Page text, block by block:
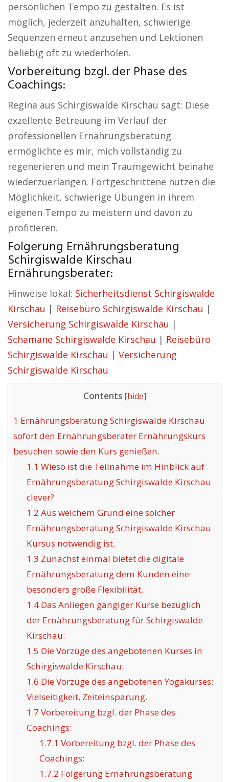
persönlichen Tempo zu gestalten. Es ist
möglich, jederzeit anzuhalten, schwierige
Sequenzen erneut anzusehen und Lektionen
beliebig oft zu wiederholen.
Vorbereitung bzgl. der Phase des
Coachings:
Regina aus Schirgiswalde Kirschau sagt: Diese
exzellente Betreuung im Verlauf der
professionellen Ernährungsberatung
ermöglichte es mir, mich vollständig zu
regenerieren und mein Traumgewicht beinahe
wiederzuerlangen. Fortgeschrittene nutzen die
Möglichkeit, schwierige Übungen in ihrem
eigenen Tempo zu meistern und davon zu
profitieren.
Folgerung Ernährungsberatung
Schirgiswalde Kirschau
Ernährungsberater:
Hinweise lokal: Sicherheitsdienst Schirgiswalde
Kirschau | Reisebüro Schirgiswalde Kirschau |
Versicherung Schirgiswalde Kirschau |
Schamane Schirgiswalde Kirschau | Reisebüro
Schirgiswalde Kirschau | Versicherung
Schirgiswalde Kirschau
Contents [hide]
1 Ernährungsberatung Schirgiswalde Kirschau
sofort den Ernährungsberater Ernährungskurs
besuchen sowie den Kurs genießen.
1.1 Wieso ist die Teilnahme im Hinblick auf
Ernährungsberatung Schirgiswalde Kirschau
clever?
1.2 Aus welchem Grund eine solcher
Ernährungsberatung Schirgiswalde Kirschau
Kursus notwendig ist.
1.3 Zunächst einmal bietet die digitale
Ernährungsberatung dem Kunden eine
besonders große Flexibilität.
1.4Das Anliegen gängiger Kurse bezüglich
der Ernährungsberatung für Schirgiswalde
Kirschau:
1.5 Die Vorzüge des angebotenen Kurses in
Schirgiswalde Kirschau:
1.6 Die Vorzüge des angebotenen Yogakurses:
Vielseitigkeit, Zeiteinsparung.
1.7 Vorbereitung bzgl. der Phase des
Coachings:
1.7.1 Vorbereitung bzgl. der Phase des
Coachings:
1.7.2 Folgerung Ernährungsberatung